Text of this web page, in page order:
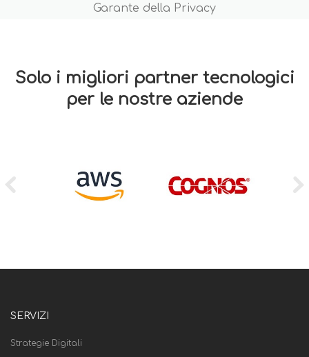
Garante della Privacy
Solo i migliori partner tecnologici
per le nostre aziende
SERVIZI
Strategie Digitali